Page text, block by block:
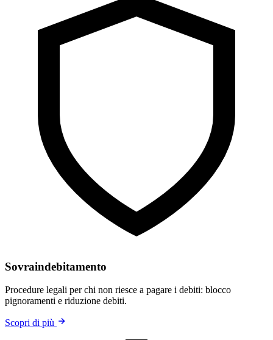
Sovraindebitamento
Procedure legali per chi non riesce a pagare i debiti: blocco
pignoramenti e riduzione debiti.
Scopri di più